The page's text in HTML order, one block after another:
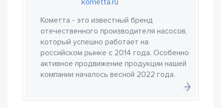
kometta.ru
Кометта - это известный бренд
отечественного производителя насосов,
который успешно работает на
российском рынке с 2014 года. Особенно
активное продвижение продукции нашей
компании началось весной 2022 года.